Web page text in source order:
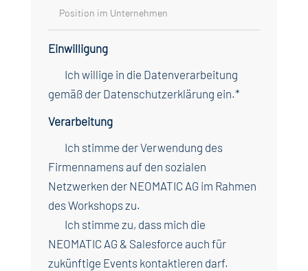
Einwilligung
Ich willige in die Datenverarbeitung
gemäß der Datenschutzerklärung ein.*
Verarbeitung
Ich stimme der Verwendung des
Firmennamens auf den sozialen
Netzwerken der NEOMATIC AG im Rahmen
des Workshops zu.
Ich stimme zu, dass mich die
NEOMATIC AG & Salesforce auch für
zukünftige Events kontaktieren darf.